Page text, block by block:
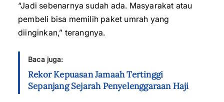
“Jadi sebenarnya sudah ada. Masyarakat atau
pembeli bisa memilih paket umrah yang
diinginkan,” terangnya.
Baca juga:
Rekor Kepuasan Jamaah Tertinggi
Sepanjang Sejarah Penyelenggaraan Haji